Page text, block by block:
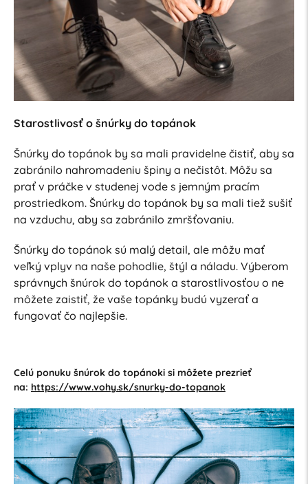
Starostlivosť o šnúrky do topánok
Šnúrky do topánok by sa mali pravidelne čistiť, aby sa
zabránilo nahromadeniu špiny a nečistôt. Môžu sa
prať v práčke v studenej vode s jemným pracím
prostriedkom. Šnúrky do topánok by sa mali tiež sušiť
na vzduchu, aby sa zabránilo zmršťovaniu.
Šnúrky do topánok sú malý detail, ale môžu mať
veľký vplyv na naše pohodlie, štýl a náladu. Výberom
správnych šnúrok do topánok a starostlivosťou o ne
môžete zaistiť, že vaše topánky budú vyzerať a
fungovať čo najlepšie.
Celú ponuku šnúrok do topánoki si môžete prezrieť
na: https://www.vohy.sk/snurky-do-topanok